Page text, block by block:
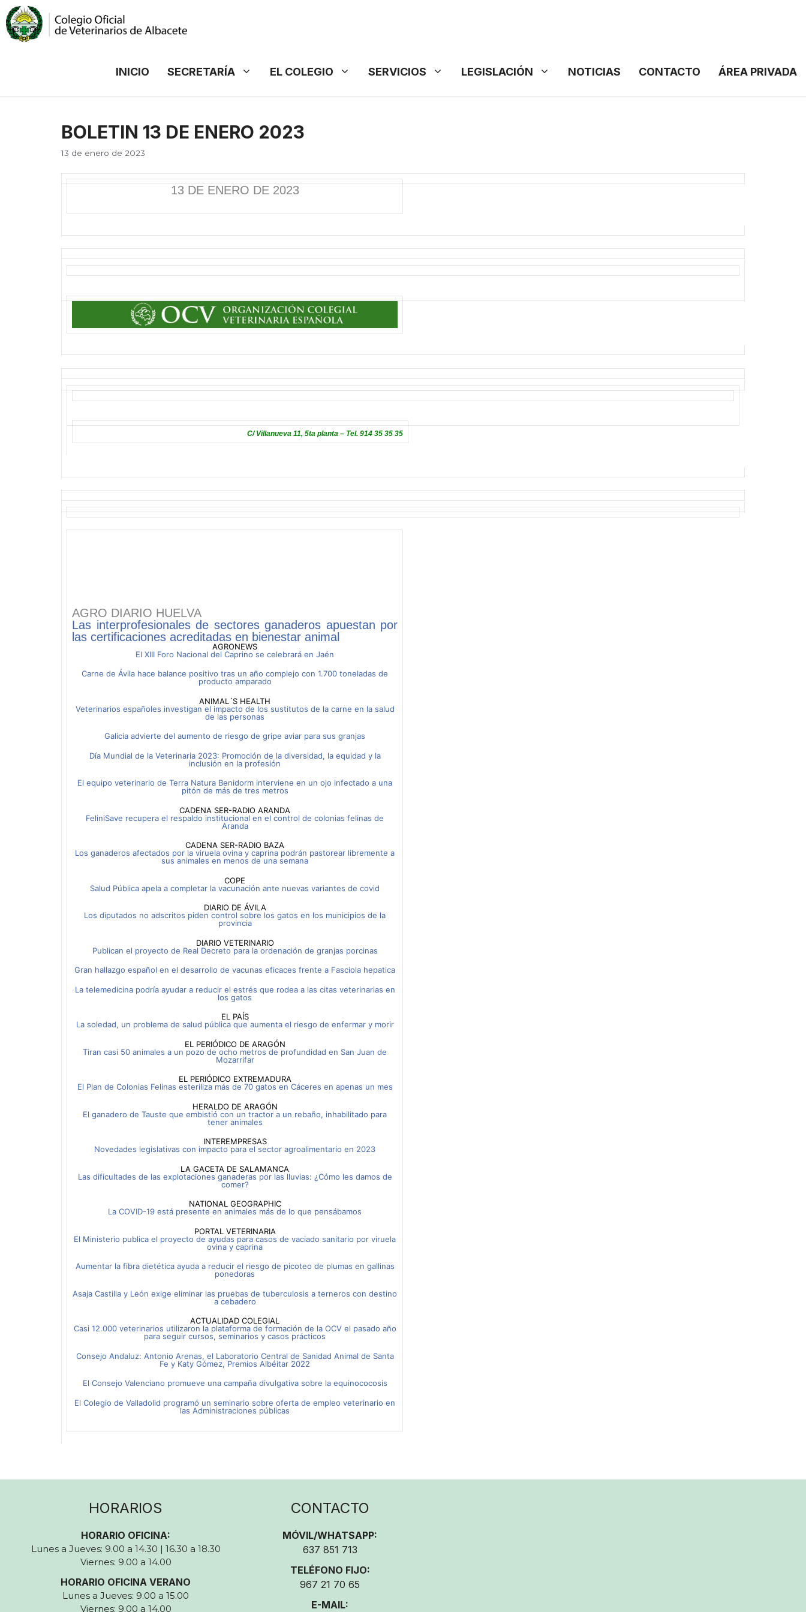
Saltar
al
contenido
INICIO SECRETARÍA EL COLEGIO SERVICIOS LEGISLACIÓN NOTICIAS CONTACTO ÁREA PRIVADA
BOLETIN 13 DE ENERO 2023
13 de enero de 2023
13 DE ENERO DE 2023
C/ Villanueva 11, 5ta planta – Tel. 914 35 35 35
AGRO DIARIO HUELVA
Las interprofesionales de sectores ganaderos apuestan por
las certificaciones acreditadas en bienestar animal
AGRONEWS
El XIII Foro Nacional del Caprino se celebrará en Jaén
Carne de Ávila hace balance positivo tras un año complejo con 1.700 toneladas de
producto amparado
ANIMAL´S HEALTH
Veterinarios españoles investigan el impacto de los sustitutos de la carne en la salud
de las personas
Galicia advierte del aumento de riesgo de gripe aviar para sus granjas
Día Mundial de la Veterinaria 2023: Promoción de la diversidad, la equidad y la
inclusión en la profesión
El equipo veterinario de Terra Natura Benidorm interviene en un ojo infectado a una
pitón de más de tres metros
CADENA SER-RADIO ARANDA
FeliniSave recupera el respaldo institucional en el control de colonias felinas de
Aranda
CADENA SER-RADIO BAZA
Los ganaderos afectados por la viruela ovina y caprina podrán pastorear libremente a
sus animales en menos de una semana
COPE
Salud Pública apela a completar la vacunación ante nuevas variantes de covid
DIARIO DE ÁVILA
Los diputados no adscritos piden control sobre los gatos en los municipios de la
provincia
DIARIO VETERINARIO
Publican el proyecto de Real Decreto para la ordenación de granjas porcinas
Gran hallazgo español en el desarrollo de vacunas eficaces frente a Fasciola hepatica
La telemedicina podría ayudar a reducir el estrés que rodea a las citas veterinarias en
los gatos
EL PAÍS
La soledad, un problema de salud pública que aumenta el riesgo de enfermar y morir
EL PERIÓDICO DE ARAGÓN
Tiran casi 50 animales a un pozo de ocho metros de profundidad en San Juan de
Mozarrifar
EL PERIÓDICO EXTREMADURA
El Plan de Colonias Felinas esteriliza más de 70 gatos en Cáceres en apenas un mes
HERALDO DE ARAGÓN
El ganadero de Tauste que embistió con un tractor a un rebaño, inhabilitado para
tener animales
INTEREMPRESAS
Novedades legislativas con impacto para el sector agroalimentario en 2023
LA GACETA DE SALAMANCA
Las dificultades de las explotaciones ganaderas por las lluvias: ¿Cómo les damos de
comer?
NATIONAL GEOGRAPHIC
La COVID-19 está presente en animales más de lo que pensábamos
PORTAL VETERINARIA
El Ministerio publica el proyecto de ayudas para casos de vaciado sanitario por viruela
ovina y caprina
Aumentar la fibra dietética ayuda a reducir el riesgo de picoteo de plumas en gallinas
ponedoras
Asaja Castilla y León exige eliminar las pruebas de tuberculosis a terneros con destino
a cebadero
ACTUALIDAD COLEGIAL
Casi 12.000 veterinarios utilizaron la plataforma de formación de la OCV el pasado año
para seguir cursos, seminarios y casos prácticos
Consejo Andaluz: Antonio Arenas, el Laboratorio Central de Sanidad Animal de Santa
Fe y Katy Gómez, Premios Albéitar 2022
El Consejo Valenciano promueve una campaña divulgativa sobre la equinococosis
El Colegio de Valladolid programó un seminario sobre oferta de empleo veterinario en
las Administraciones públicas
HORARIOS
HORARIO OFICINA:
Lunes a Jueves: 9.00 a 14.30 | 16.30 a 18.30
Viernes: 9.00 a 14.00
HORARIO OFICINA VERANO
Lunes a Jueves: 9.00 a 15.00
Viernes: 9.00 a 14.00
CONTACTO
MÓVIL/WHATSAPP:
637 851 713
TELÉFONO FIJO:
967 21 70 65
E-MAIL: